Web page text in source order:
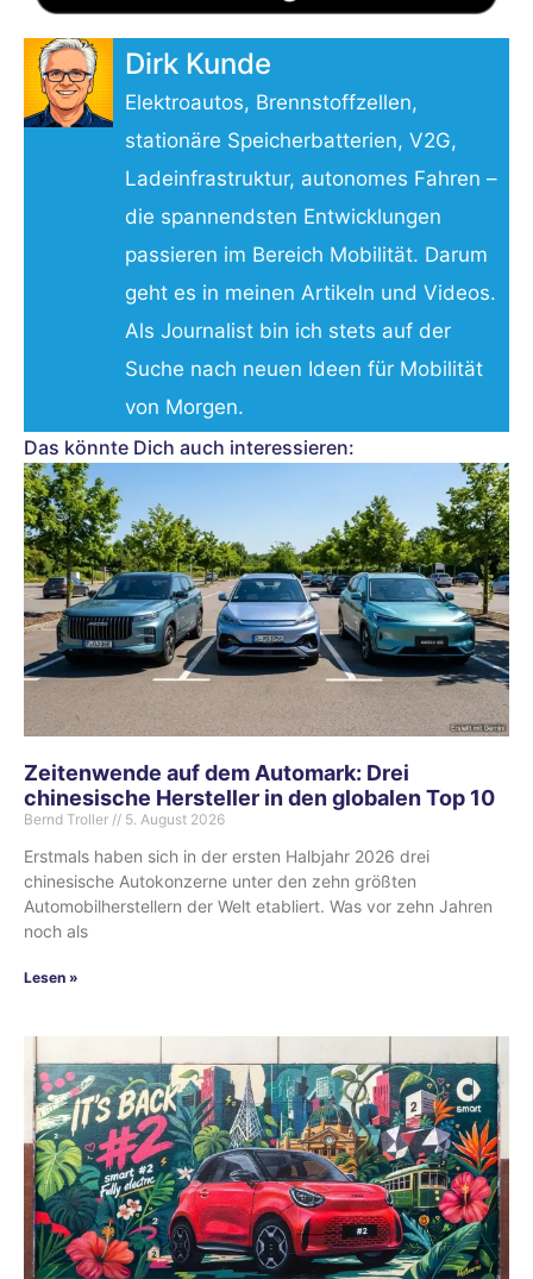
Dirk Kunde
Elektroautos, Brennstoffzellen,
stationäre Speicherbatterien, V2G,
Ladeinfrastruktur, autonomes Fahren –
die spannendsten Entwicklungen
passieren im Bereich Mobilität. Darum
geht es in meinen Artikeln und Videos.
Als Journalist bin ich stets auf der
Suche nach neuen Ideen für Mobilität
von Morgen.
Das könnte Dich auch interessieren:
Zeitenwende auf dem Automark: Drei
chinesische Hersteller in den globalen Top 10
Bernd Troller 5. August 2026
Erstmals haben sich in der ersten Halbjahr 2026 drei
chinesische Autokonzerne unter den zehn größten
Automobilherstellern der Welt etabliert. Was vor zehn Jahren
noch als
Lesen »